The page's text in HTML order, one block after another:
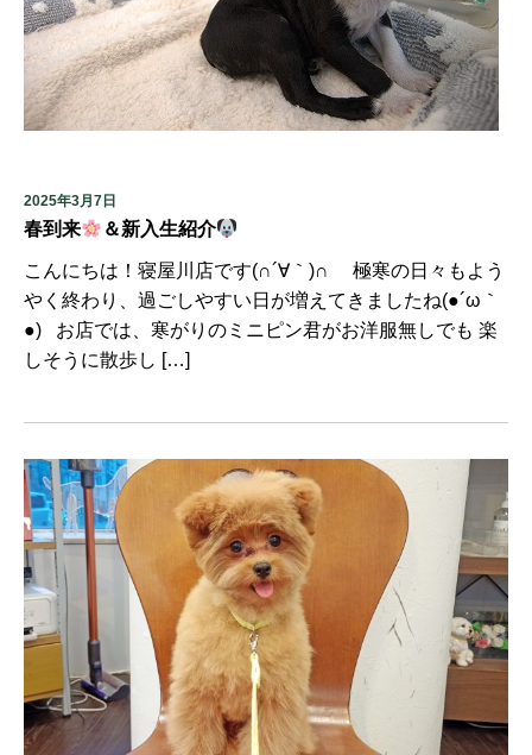
2025年3月7日
春到来 ＆新入生紹介
こんにちは！寝屋川店です(∩´∀｀)∩ 極寒の日々もよう
やく終わり、過ごしやすい日が増えてきましたね(●´ω｀
●) お店では、寒がりのミニピン君がお洋服無しでも 楽
しそうに散歩し […]